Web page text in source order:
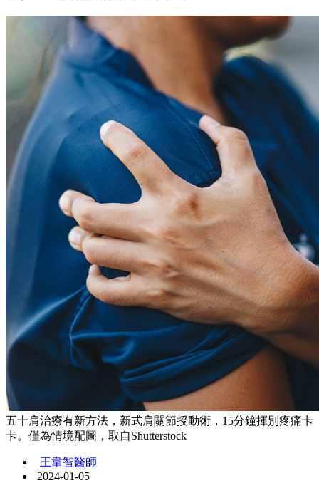
五十肩治療有新方法，新式肩關節授動術，15分鐘揮別疼痛卡
卡。僅為情境配圖，取自Shutterstock
王韋智醫師
2024-01-05